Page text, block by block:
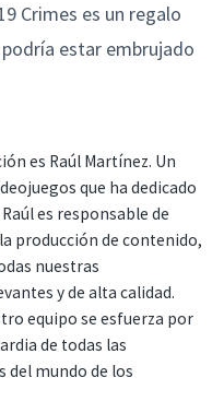
Crimes es un regalo
estar embrujado
es Raúl Martínez. Un
que ha dedicado
es responsable de
producción de contenido,
nuestras
y de alta calidad.
equipo se esfuerza por
de todas las
del mundo de los